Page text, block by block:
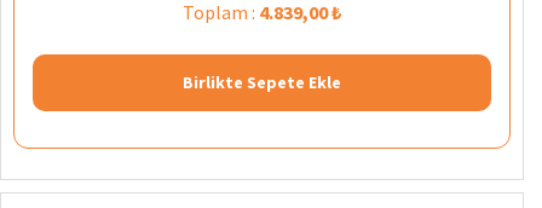
Toplam : 4.839,00 ₺
Birlikte Sepete Ekle